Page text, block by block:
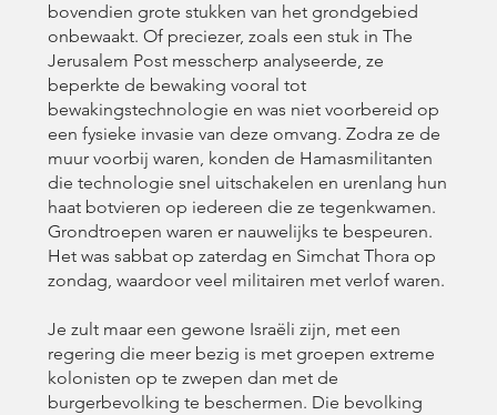
bovendien grote stukken van het grondgebied
onbewaakt. Of preciezer, zoals een stuk in The
Jerusalem Post messcherp analyseerde, ze
beperkte de bewaking vooral tot
bewakingstechnologie en was niet voorbereid op
een fysieke invasie van deze omvang. Zodra ze de
muur voorbij waren, konden de Hamasmilitanten
die technologie snel uitschakelen en urenlang hun
haat botvieren op iedereen die ze tegenkwamen.
Grondtroepen waren er nauwelijks te bespeuren.
Het was sabbat op zaterdag en Simchat Thora op
zondag, waardoor veel militairen met verlof waren.
Je zult maar een gewone Israëli zijn, met een
regering die meer bezig is met groepen extreme
kolonisten op te zwepen dan met de
burgerbevolking te beschermen. Die bevolking